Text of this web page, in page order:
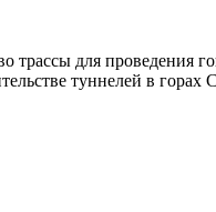
трассы для проведения
туннелей в горах